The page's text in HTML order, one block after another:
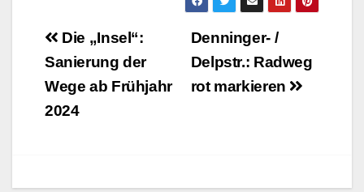
Beitragsnavigation
Denninger- /
Delpstr.: Radweg
rot markieren
Die „Insel“:
Sanierung der
Wege ab Frühjahr
2024